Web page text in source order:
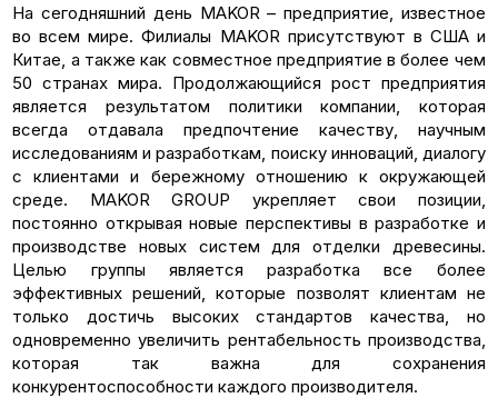
На сегодняшний день MAKOR – предприятие, известное
во всем мире. Филиалы MAKOR присутствуют в США и
Китае, а также как совместное предприятие в более чем
50 странах мира. Продолжающийся рост предприятия
является результатом политики компании, которая
всегда отдавала предпочтение качеству, научным
исследованиям и разработкам, поиску инноваций, диалогу
с клиентами и бережному отношению к окружающей
среде. MAKOR GROUP укрепляет свои позиции,
постоянно открывая новые перспективы в разработке и
производстве новых систем для отделки древесины.
Целью группы является разработка все более
эффективных решений, которые позволят клиентам не
только достичь высоких стандартов качества, но
одновременно увеличить рентабельность производства,
которая так важна для сохранения
конкурентоспособности каждого производителя.